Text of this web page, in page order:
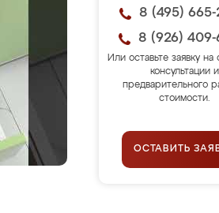
8 (495) 665-
8 (926) 409-
Или оставьте заявку на
консультации и
предварительного
стоимости.
ОСТАВИТЬ